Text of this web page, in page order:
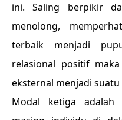
ini. Saling berpikir
menolong,
terbaik menjadi
relasional positif
eksternal menjadi suatu
Modal ketiga adalah